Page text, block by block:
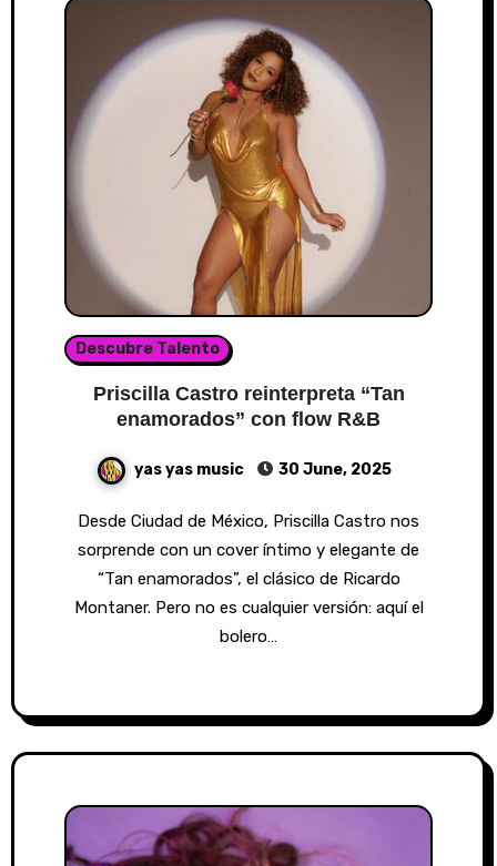
Descubre Talento
Priscilla Castro reinterpreta “Tan
enamorados” con flow R&B
yas yas music 30 June, 2025
Desde Ciudad de México, Priscilla Castro nos
sorprende con un cover íntimo y elegante de
“Tan enamorados”, el clásico de Ricardo
Montaner. Pero no es cualquier versión: aquí el
bolero…